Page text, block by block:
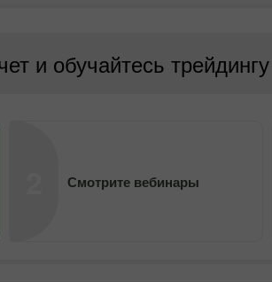
и обучайтесь
Смотрите вебинары